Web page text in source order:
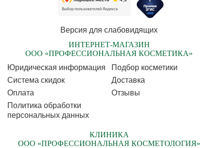
Версия для слабовидящих
ИНТЕРНЕТ-МАГАЗИН
ООО «ПРОФЕССИОНАЛЬНАЯ КОСМЕТИКА»
Юридическая информация
Подбор косметики
Cистема скидок
Доставка
Оплата
Отзывы
Политика обработки
персональных данных
КЛИНИКА
ООО «ПРОФЕССИОНАЛЬНАЯ КОСМЕТОЛОГИЯ»